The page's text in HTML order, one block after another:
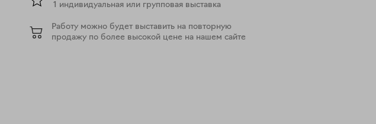
1 индивидуальная или групповая выставка
Работу можно будет выставить на повторную
продажу по более высокой цене на нашем сайте